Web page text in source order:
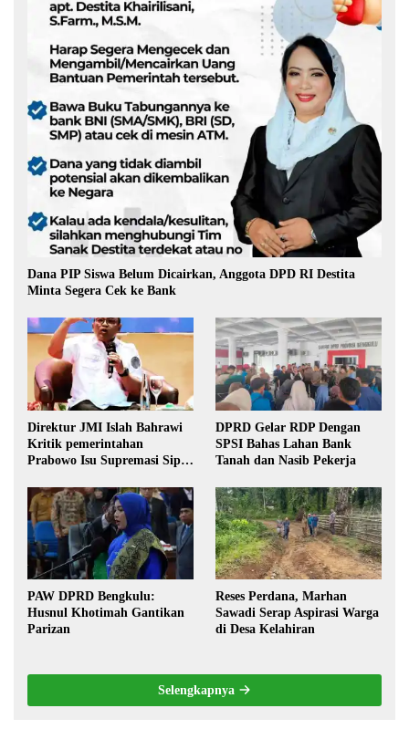
Dana PIP Siswa Belum Dicairkan, Anggota DPD RI Destita
Minta Segera Cek ke Bank
Direktur JMI Islah Bahrawi
Kritik pemerintahan
Prabowo Isu Supremasi Sipil,
Pilkada oleh DPRD
DPRD Gelar RDP Dengan
SPSI Bahas Lahan Bank
Tanah dan Nasib Pekerja
PAW DPRD Bengkulu:
Husnul Khotimah Gantikan
Parizan
Reses Perdana, Marhan
Sawadi Serap Aspirasi Warga
di Desa Kelahiran
Selengkapnya